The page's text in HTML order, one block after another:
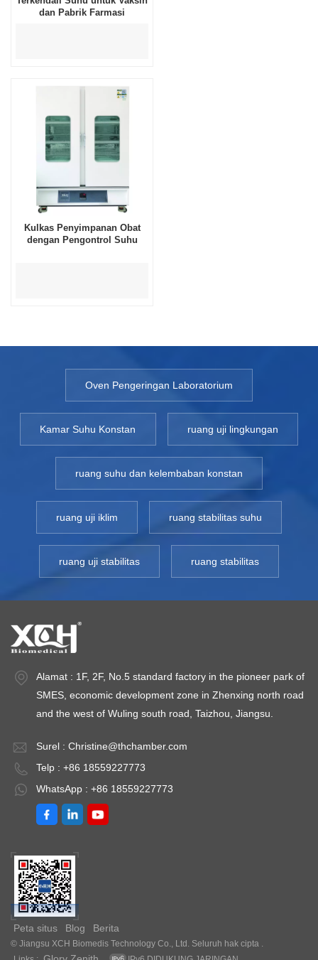
dan Pabrik Farmasi
Kulkas Penyimpanan Obat
dengan Pengontrol Suhu
Oven Pengeringan Laboratorium
Kamar Suhu Konstan ruang uji lingkungan
ruang suhu dan kelembaban konstan
ruang uji iklim ruang stabilitas suhu
ruang uji stabilitas ruang stabilitas
Alamat : 1F, 2F, No.5 standard factory in the pioneer park of
SMES, economic development zone in Zhenxing north road
and the west of Wuling south road, Taizhou, Jiangsu.
Surel : Christine@thchamber.com
Telp : +86 18559227773
WhatsApp : +86 18559227773
Peta situs Blog Berita
© Jiangsu XCH Biomedis Technology Co., Ltd. Seluruh hak cipta .